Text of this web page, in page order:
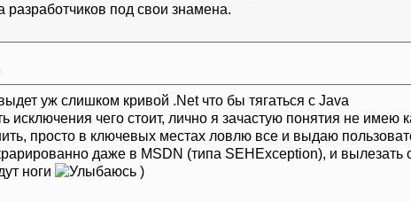
разработчиков под свои знамена.
уж слишком кривой .Net что бы тягаться с Java
чего стоит, лично я зачастую понятия не имею
просто в ключевых местах ловлю все и выдаю
даже в MSDN (типа SEHException), и вылезать
ноги
)